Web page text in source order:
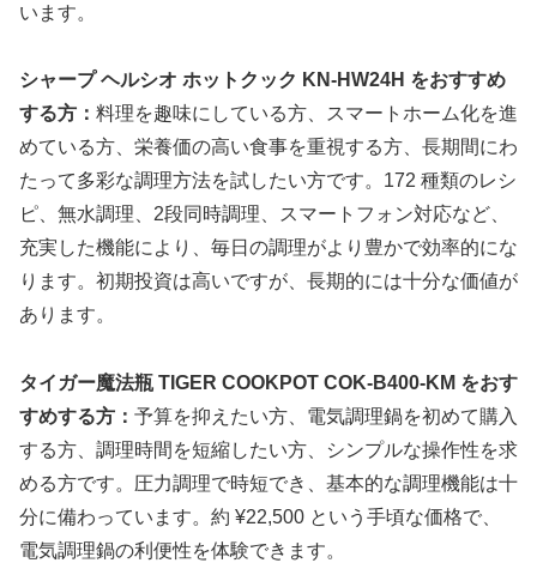
います。
シャープ ヘルシオ ホットクック KN-HW24H をおすすめ
する方： 料理を趣味にしている方、スマートホーム化を進
めている方、栄養価の高い食事を重視する方、長期間にわ
たって多彩な調理方法を試したい方です。172 種類のレシ
ピ、無水調理、2段同時調理、スマートフォン対応など、
充実した機能により、毎日の調理がより豊かで効率的にな
ります。初期投資は高いですが、長期的には十分な価値が
あります。
タイガー魔法瓶 TIGER COOKPOT COK-B400-KM をおす
すめする方： 予算を抑えたい方、電気調理鍋を初めて購入
する方、調理時間を短縮したい方、シンプルな操作性を求
める方です。圧力調理で時短でき、基本的な調理機能は十
分に備わっています。約 ¥22,500 という手頃な価格で、
電気調理鍋の利便性を体験できます。